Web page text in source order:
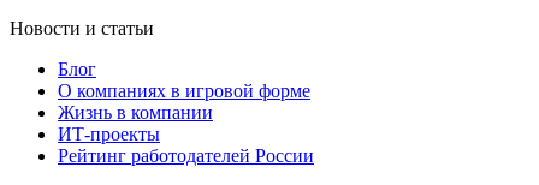
Новости и статьи
Блог
О компаниях в игровой форме
Жизнь в компании
ИТ-проекты
Рейтинг работодателей России